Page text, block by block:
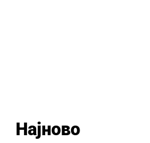
Најново